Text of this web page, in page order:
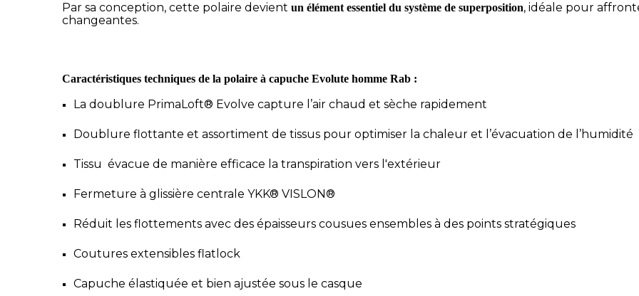
Par sa conception, cette polaire devient un élément essentiel du système de superposition, idéale pour
changeantes.
Caractéristiques techniques de la polaire à capuche Evolute homme Rab :
La doublure PrimaLoft® Evolve capture l’air chaud et sèche rapidement
Doublure flottante et assortiment de tissus pour optimiser la chaleur et l’évacuation de l’humidité
Tissu évacue de manière efficace la transpiration vers l'extérieur
Fermeture à glissière centrale YKK® VISLON®
Réduit les flottements avec des épaisseurs cousues ensembles à des points stratégiques
Coutures extensibles flatlock
Capuche élastiquée et bien ajustée sous le casque